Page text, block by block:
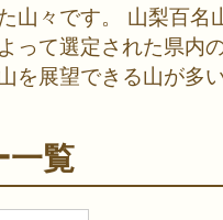
山々です。 山梨百名
って選定された県内
を展望できる山が多
一覧